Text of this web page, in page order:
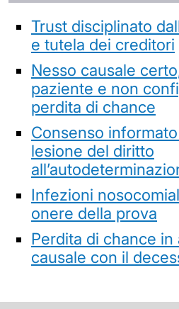
Trust disciplinato
e tutela dei creditori
Nesso causale
paziente e non
perdita di chance
Consenso
lesione del diritto
Infezioni
onere della prova
Perdita di chance in
causale con il